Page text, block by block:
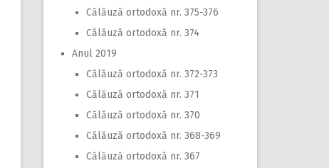
Călăuză ortodoxă nr. 375-376
Călăuză ortodoxă nr. 374
Anul 2019
Călăuză ortodoxă nr. 372-373
Călăuză ortodoxă nr. 371
Călăuză ortodoxă nr. 370
Călăuză ortodoxă nr. 368-369
Călăuză ortodoxă nr. 367